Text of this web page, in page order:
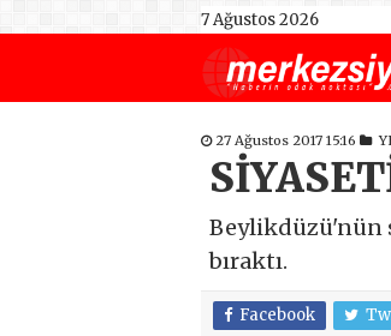
7 Ağustos 2026
27 Ağustos 2017 15:16
Beylikdüzü'nün
bıraktı.
Facebook